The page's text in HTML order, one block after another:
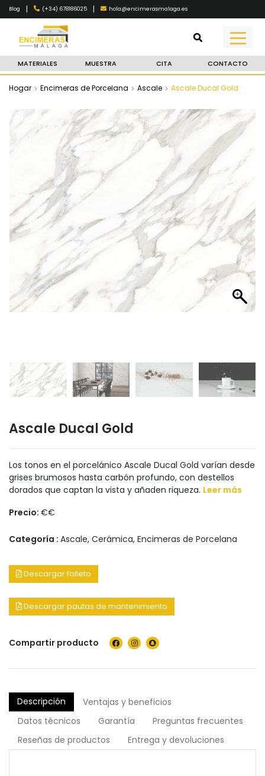
Blog | (+34) 678186025 | hola@encimerasmalaga.es
MATERIALES MUESTRA CITA CONTACTO
Hogar Encimeras de Porcelana Ascale Ascale Ducal Gold
Ascale Ducal Gold
Los tonos en el porcelánico Ascale Ducal Gold varían desde
grises brumosos hasta carbón profundo, con destellos
dorados que captan la vista y añaden riqueza. Leer más
Precio: €€
Categoría : Ascale, Cerámica, Encimeras de Porcelana
Descargar folleto
Descargar pautas de mantenimiento
Compartir producto
Descripción
Ventajas y beneficios
Datos técnicos
Garantía
Preguntas frecuentes
Reseñas de productos
Entrega y devoluciones